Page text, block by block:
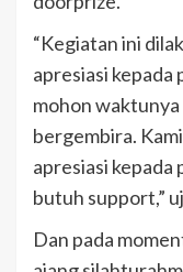
“Kegiatan ini
apresiasi kepada
mohon
bergembira.
apresiasi kepada
butuh support,”
Dan pada